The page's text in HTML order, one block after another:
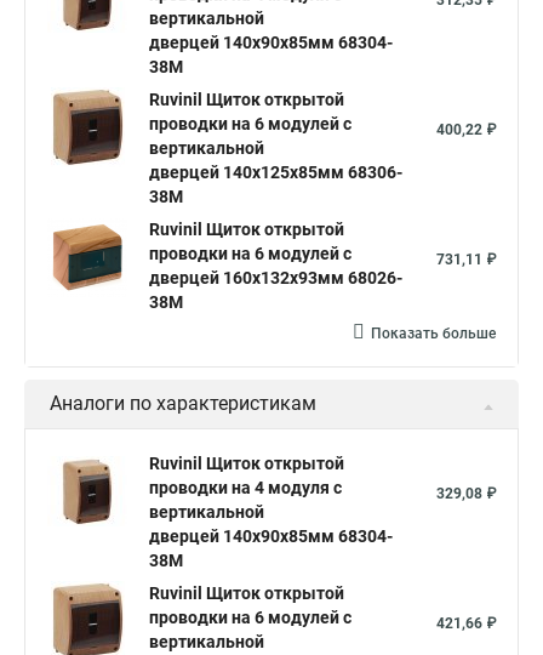
вертикальной
дверцей 140х90х85мм 68304-
38М
Ruvinil Щиток открытой
проводки на 6 модулей с
вертикальной
дверцей 140х125х85мм 68306-
38М
400,22 ₽
Ruvinil Щиток открытой
проводки на 6 модулей с
дверцей 160х132х93мм 68026-
38М
731,11 ₽
Показать больше
Аналоги по характеристикам
Ruvinil Щиток открытой
проводки на 4 модуля с
вертикальной
дверцей 140х90х85мм 68304-
38М
329,08 ₽
Ruvinil Щиток открытой
проводки на 6 модулей с
вертикальной
421,66 ₽